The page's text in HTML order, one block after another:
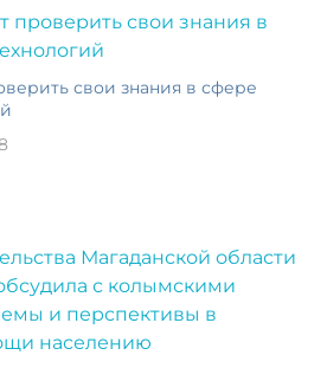
свои знания в сфере